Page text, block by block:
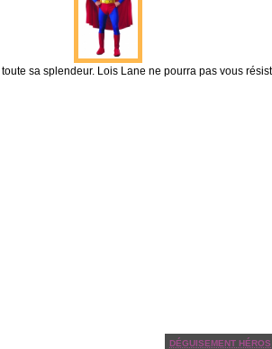
sa splendeur. Lois Lane ne pourra pas vous
DÉGUISEMENT HÉROS